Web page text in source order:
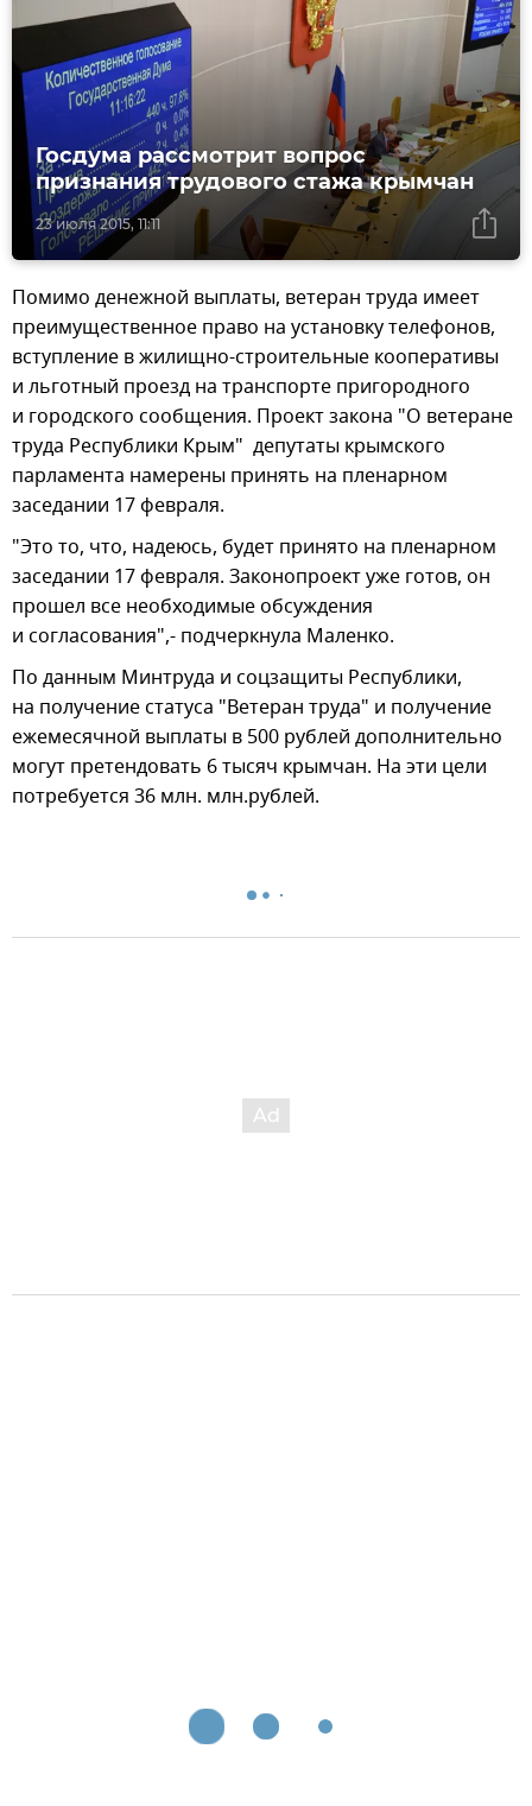
23 июля 2015, 11:11
Госдума рассмотрит вопрос
признания трудового стажа крымчан
Помимо денежной выплаты, ветеран труда имеет
преимущественное право на установку телефонов,
вступление в жилищно-строительные кооперативы
и льготный проезд на транспорте пригородного
и городского сообщения. Проект закона "О ветеране
труда Республики Крым" депутаты крымского
парламента намерены принять на пленарном
заседании 17 февраля.
"Это то, что, надеюсь, будет принято на пленарном
заседании 17 февраля. Законопроект уже готов, он
прошел все необходимые обсуждения
и согласования",- подчеркнула Маленко.
По данным Минтруда и соцзащиты Республики,
на получение статуса "Ветеран труда" и получение
ежемесячной выплаты в 500 рублей дополнительно
могут претендовать 6 тысяч крымчан. На эти цели
потребуется 36 млн. млн.рублей.